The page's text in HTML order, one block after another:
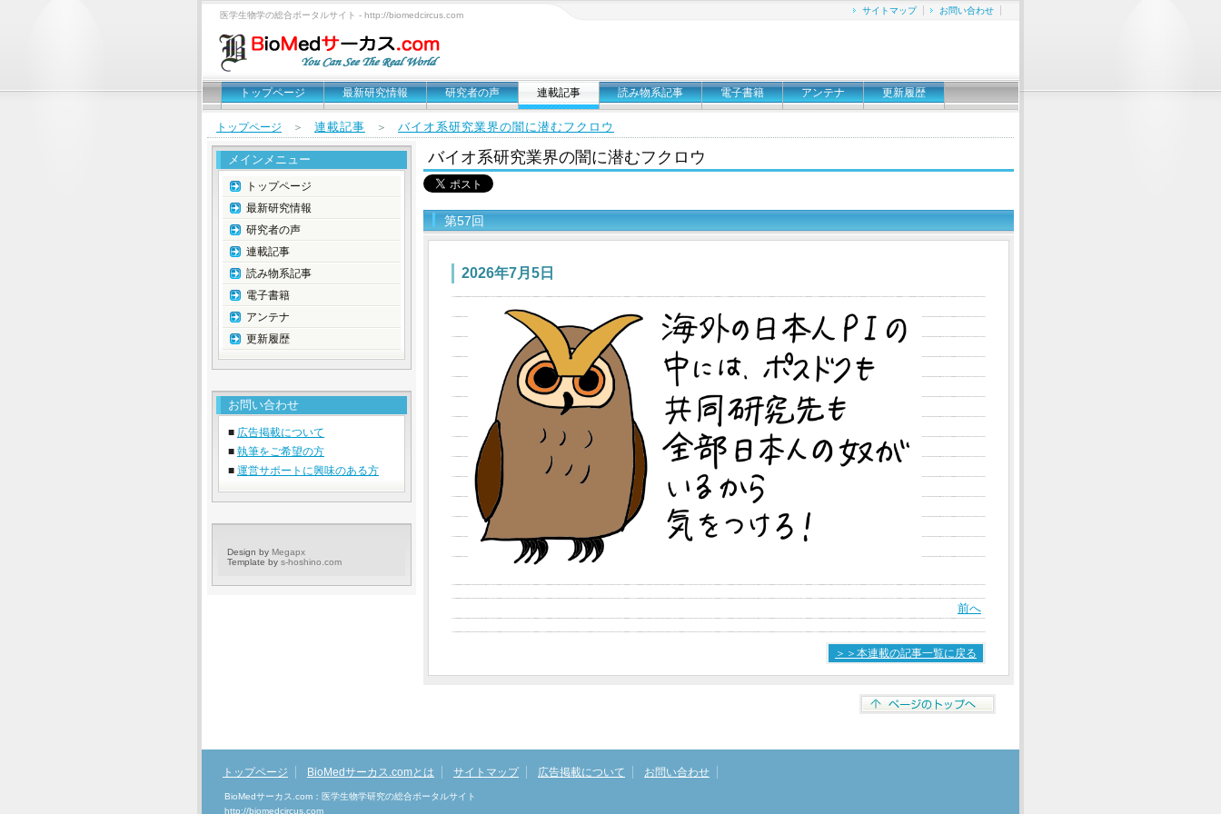
医学生物学の総合ポータルサイト - http://biomedcircus.com サイトマップ お問い合わせ
トップページ 最新研究情報 研究者の声 連載記事 読み物系記事 電子書籍 アンテナ 更新履歴
トップページ ＞ 連載記事 ＞ バイオ系研究業界の闇に潜むフクロウ
バイオ系研究業界の闇に潜むフクロウ
第57回
2026年7月5日
前へ
＞＞本連載の記事一覧に戻る
メインメニュー
トップページ
最新研究情報
研究者の声
連載記事
読み物系記事
電子書籍
アンテナ
更新履歴
お問い合わせ
■ 広告掲載について
■ 執筆をご希望の方
■ 運営サポートに興味のある方
Design by Megapx
Template by s-hoshino.com
トップページ BioMedサーカス.comとは サイトマップ 広告掲載について お問い合わせ
BioMedサーカス.com：医学生物学研究の総合ポータルサイト
http://biomedcircus.com